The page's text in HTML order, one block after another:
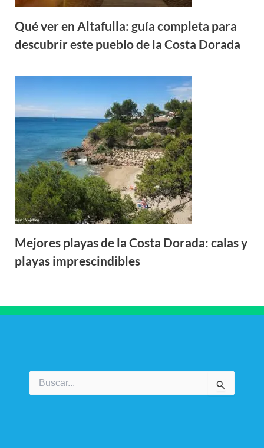
Qué ver en Altafulla: guía completa para
descubrir este pueblo de la Costa Dorada
Mejores playas de la Costa Dorada: calas y
playas imprescindibles
por: